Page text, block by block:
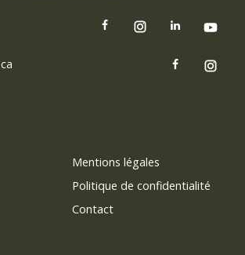
Mentions légales
Politique de confidentialité
Contact